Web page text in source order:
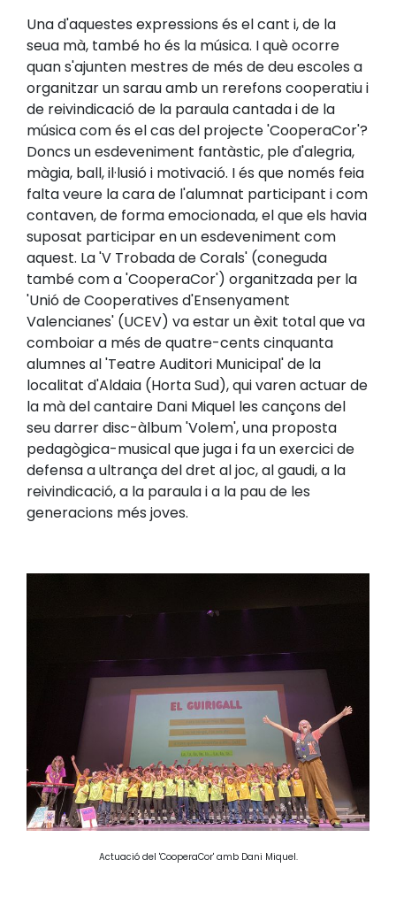
Una d'aquestes expressions és el cant i, de la
seua mà, també ho és la música. I què ocorre
quan s'ajunten mestres de més de deu escoles a
organitzar un sarau amb un rerefons cooperatiu i
de reivindicació de la paraula cantada i de la
música com és el cas del projecte 'CooperaCor'?
Doncs un esdeveniment fantàstic, ple d'alegria,
màgia, ball, il·lusió i motivació. I és que només feia
falta veure la cara de l'alumnat participant i com
contaven, de forma emocionada, el que els havia
suposat participar en un esdeveniment com
aquest. La 'V Trobada de Corals' (coneguda
també com a 'CooperaCor') organitzada per la
'Unió de Cooperatives d'Ensenyament
Valencianes' (UCEV) va estar un èxit total que va
comboiar a més de quatre-cents cinquanta
alumnes al 'Teatre Auditori Municipal' de la
localitat d'Aldaia (Horta Sud), qui varen actuar de
la mà del cantaire Dani Miquel les cançons del
seu darrer disc-àlbum 'Volem', una proposta
pedagògica-musical que juga i fa un exercici de
defensa a ultrança del dret al joc, al gaudi, a la
reivindicació, a la paraula i a la pau de les
generacions més joves.
Actuació del 'CooperaCor' amb Dani Miquel.